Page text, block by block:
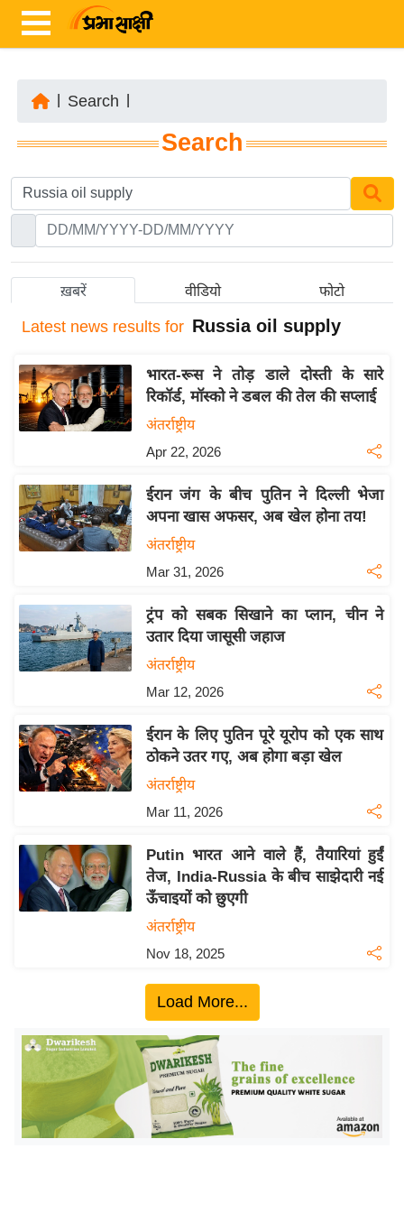
ज़ा
ख
र
ष्ट्री
अं
र्रा
ष्ट्री
य
ने
स
उ
ज
ग
त
शे
ष
ज्ञ
रा
ब
ज
ट
खे
2
0
Search
Search
ख़बरें वीडियो फोटो
Latest news results for Russia oil supply
भारत-रूस ने तोड़ डाले दोस्ती के सारे
रिकॉर्ड, मॉस्को ने डबल की तेल की सप्लाई
अंतर्राष्ट्रीय
Apr 22, 2026
ईरान जंग के बीच पुतिन ने दिल्ली भेजा
अपना खास अफसर, अब खेल होना तय!
अंतर्राष्ट्रीय
Mar 31, 2026
ट्रंप को सबक सिखाने का प्लान, चीन ने
उतार दिया जासूसी जहाज
अंतर्राष्ट्रीय
Mar 12, 2026
ईरान के लिए पुतिन पूरे यूरोप को एक साथ
ठोकने उतर गए, अब होगा बड़ा खेल
अंतर्राष्ट्रीय
Mar 11, 2026
Putin भारत आने वाले हैं, तैयारियां हुईं
तेज, India-Russia के बीच साझेदारी नई
ऊँचाइयों को छुएगी
अंतर्राष्ट्रीय
Nov 18, 2025
Load More...